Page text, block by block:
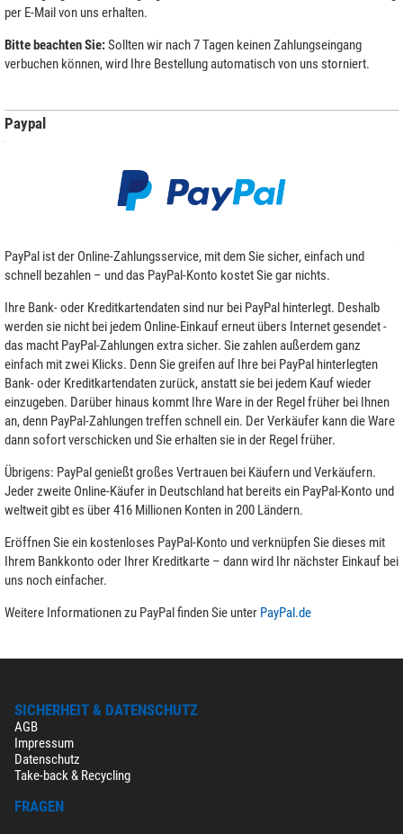
per E-Mail von uns erhalten.
Bitte beachten Sie:Sollten wir nach 7 Tagen keinen Zahlungseingang
verbuchen können, wird Ihre Bestellung automatisch von uns storniert.
Paypal
PayPal ist der Online-Zahlungsservice, mit dem Sie sicher, einfach und
schnell bezahlen – und das PayPal-Konto kostet Sie gar nichts.
Ihre Bank- oder Kreditkartendaten sind nur bei PayPal hinterlegt. Deshalb
werden sie nicht bei jedem Online-Einkauf erneut übers Internet gesendet -
das macht PayPal-Zahlungen extra sicher. Sie zahlen außerdem ganz
einfach mit zwei Klicks. Denn Sie greifen auf Ihre bei PayPal hinterlegten
Bank- oder Kreditkartendaten zurück, anstatt sie bei jedem Kauf wieder
einzugeben. Darüber hinaus kommt Ihre Ware in der Regel früher bei Ihnen
an, denn PayPal-Zahlungen treffen schnell ein. Der Verkäufer kann die Ware
dann sofort verschicken und Sie erhalten sie in der Regel früher.
Übrigens: PayPal genießt großes Vertrauen bei Käufern und Verkäufern.
Jeder zweite Online-Käufer in Deutschland hat bereits ein PayPal-Konto und
weltweit gibt es über 416 Millionen Konten in 200 Ländern.
Eröffnen Sie ein kostenloses PayPal-Konto und verknüpfen Sie dieses mit
Ihrem Bankkonto oder Ihrer Kreditkarte – dann wird Ihr nächster Einkauf bei
uns noch einfacher.
Weitere Informationen zu PayPal finden Sie unter PayPal.de
SICHERHEIT & DATENSCHUTZ
AGB
Impressum
Datenschutz
Take-back & Recycling
FRAGEN